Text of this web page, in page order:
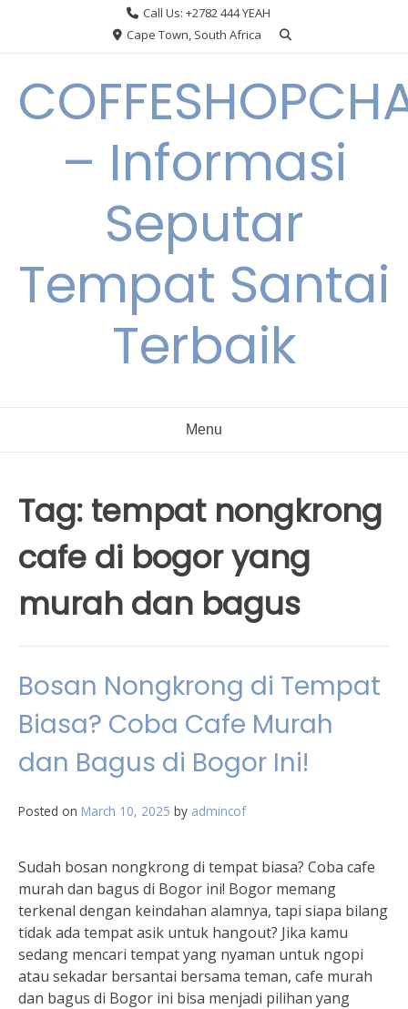
Call Us: +2782 444 YEAH
Cape Town, South Africa
– Informasi
Seputar
Tempat Santai
Terbaik
Menu
Tag: tempat nongkrong
cafe di bogor yang
murah dan bagus
Bosan Nongkrong di Tempat
Biasa? Coba Cafe Murah
dan Bagus di Bogor Ini!
Posted on March 10, 2025 by admincof
Sudah bosan nongkrong di tempat biasa? Coba cafe
murah dan bagus di Bogor ini! Bogor memang
terkenal dengan keindahan alamnya, tapi siapa bilang
tidak ada tempat asik untuk hangout? Jika kamu
sedang mencari tempat yang nyaman untuk ngopi
atau sekadar bersantai bersama teman, cafe murah
dan bagus di Bogor ini bisa menjadi pilihan yang